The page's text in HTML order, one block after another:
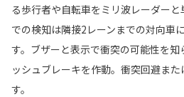
る歩行者や自転車をミリ波レーダー
での検知は隣接2レーンまでの対向車
す。ブザーと表示で衝突の可能性を
ッシュブレーキを作動。衝突回避ま
す。